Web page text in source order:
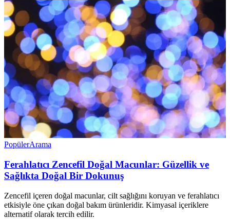
PopülerArama
Ferahlatıcı Zencefil Doğal Macunlar: Güzellik ve
Sağlıkta Doğal Bir Dokunuş
Zencefil içeren doğal macunlar, cilt sağlığını koruyan ve ferahlatıcı
etkisiyle öne çıkan doğal bakım ürünleridir. Kimyasal içeriklere
alternatif olarak tercih edilir.